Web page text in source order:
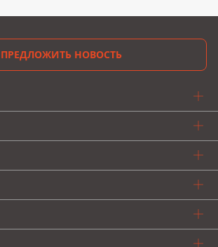
ПРЕДЛОЖИТЬ НОВОСТЬ